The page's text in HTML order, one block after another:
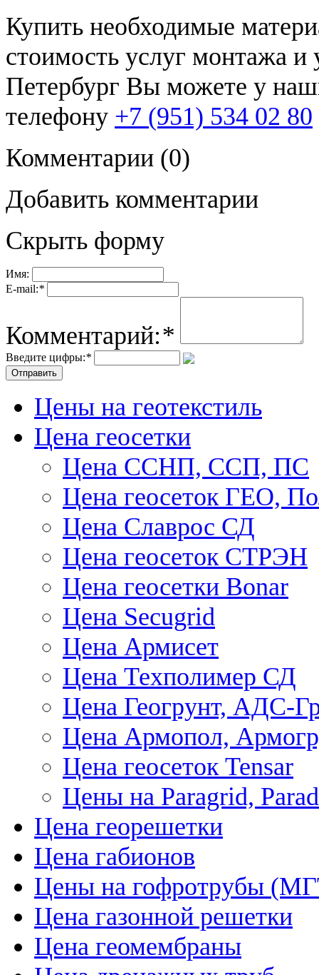
Купить необходимые
стоимость услуг монтажа и
Петербург Вы можете у
телефону +7 (951) 534 02 80
Комментарии (0)
Добавить комментарии
Скрыть форму
Имя:
E-mail:*
Комментарий:*
Введите цифры:*
Цены на геотекстиль
Цена геосетки
Цена ССНП, ССП, ПС
Цена геосеток ГЕО,
Цена Славрос СД
Цена геосеток СТРЭН
Цена геосетки Bonar
Цена Secugrid
Цена Армисет
Цена Техполимер СД
Цена Геогрунт, АДС-
Цена Армопол,
Цена геосеток Tensar
Цены на Paragrid,
Цена георешетки
Цена габионов
Цены на гофротрубы
Цена газонной решетки
Цена геомембраны